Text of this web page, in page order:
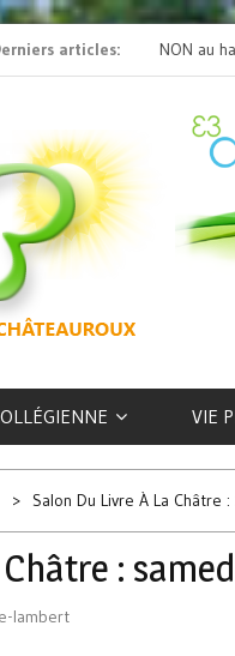
articles
! NON au
VIE
Salon Du Livre À La Châtre
:
lambert